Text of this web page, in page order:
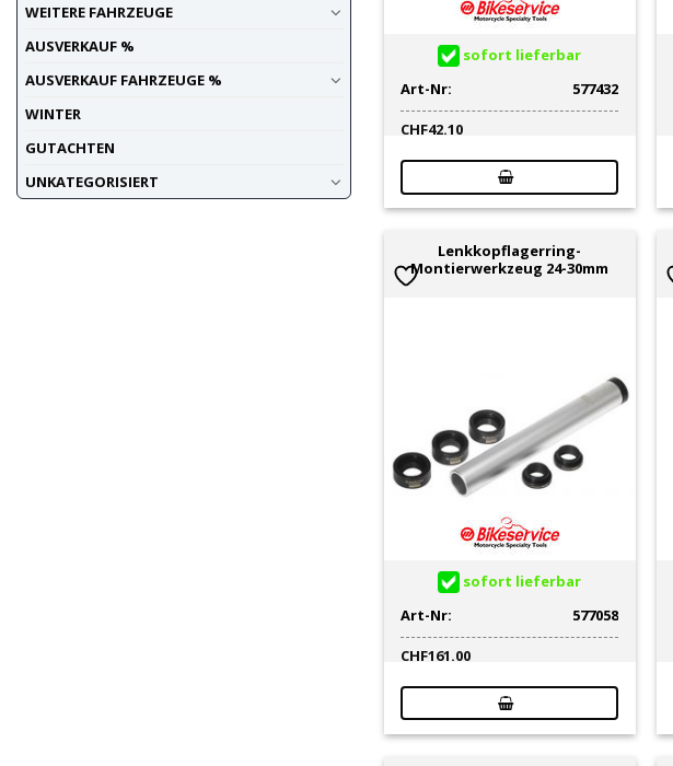
WEITERE FAHRZEUGE
AUSVERKAUF %
AUSVERKAUF FAHRZEUGE %
WINTER
GUTACHTEN
UNKATEGORISIERT
sofort lieferbar
Art-Nr:
577432
CHF42.10
Lenkkopflagerring-
Montierwerkzeug 24-30mm
sofort lieferbar
Art-Nr:
577058
CHF161.00